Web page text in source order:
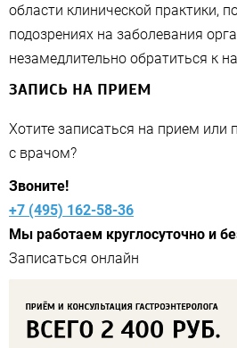
области клинической практики,
подозрениях на заболевания
незамедлительно обратиться к
ЗАПИСЬ НА ПРИЕМ
Хотите записаться на прием или
с врачом?
Звоните!
+7 (495) 162-58-36
Мы работаем круглосуточно и